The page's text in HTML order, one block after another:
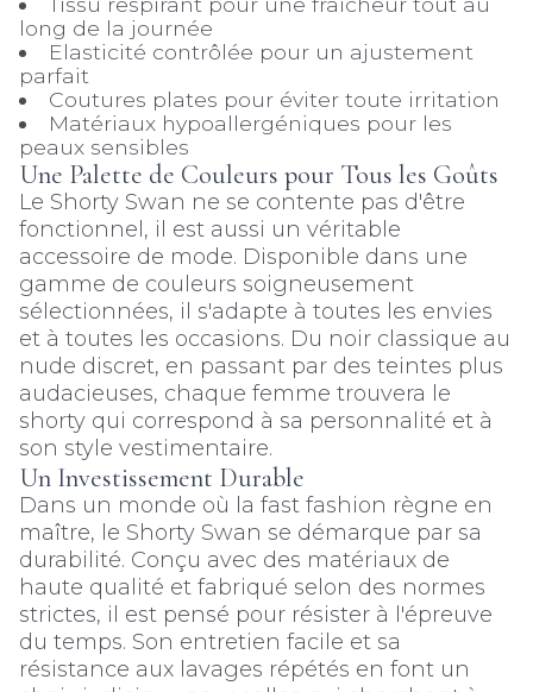
long de la journée
Elasticité contrôlée pour un ajustement
parfait
Coutures plates pour éviter toute irritation
Matériaux hypoallergéniques pour les
peaux sensibles
Une Palette de Couleurs pour Tous les Goûts
Le Shorty Swan ne se contente pas d'être
fonctionnel, il est aussi un véritable
accessoire de mode. Disponible dans une
gamme de couleurs soigneusement
sélectionnées, il s'adapte à toutes les envies
et à toutes les occasions. Du noir classique au
nude discret, en passant par des teintes plus
audacieuses, chaque femme trouvera le
shorty qui correspond à sa personnalité et à
son style vestimentaire.
Un Investissement Durable
Dans un monde où la fast fashion règne en
maître, le Shorty Swan se démarque par sa
durabilité. Conçu avec des matériaux de
haute qualité et fabriqué selon des normes
strictes, il est pensé pour résister à l'épreuve
du temps. Son entretien facile et sa
résistance aux lavages répétés en font un